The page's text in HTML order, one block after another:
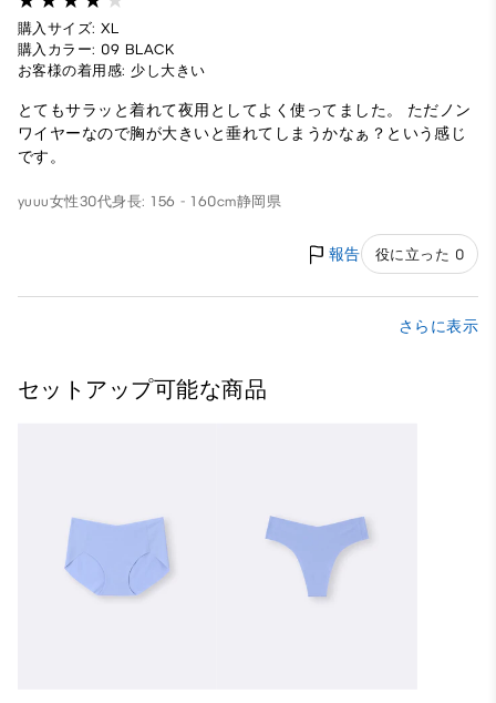
購入サイズ: XL
購入カラー: 09 BLACK
お客様の着用感: 少し大きい
とてもサラッと着れて夜用としてよく使ってました。 ただノン
ワイヤーなので胸が大きいと垂れてしまうかなぁ？という感じ
です。
yuuu女性30代身長: 156 - 160cm静岡県
報告 役に立った 0
さらに表示
セットアップ可能な商品